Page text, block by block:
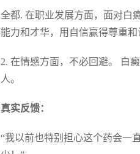
全都. 在职业发展方面，面对白
能力和才华，用自信赢得尊重和
2. 在情感方面，不必回避。 白
人。
真实反馈：
“我以前也特别担心这个药会一